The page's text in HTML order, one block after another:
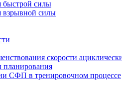
силы
силы
скорости
СФП в тренировочном процессе